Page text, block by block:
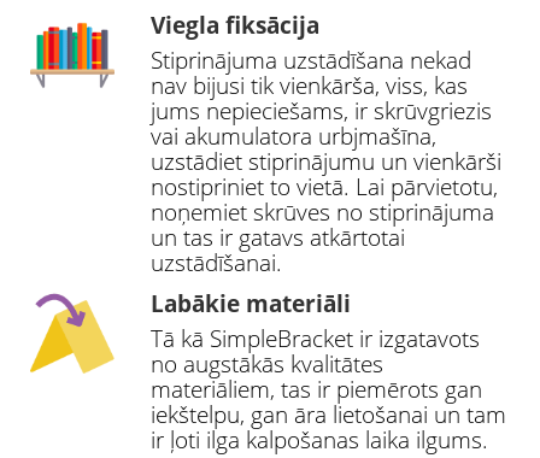
Viegla fiksācija
Stiprinājuma uzstādīšana nekad
nav bijusi tik vienkārša, viss, kas
jums nepieciešams, ir skrūvgriezis
vai akumulatora urbjmašīna,
uzstādiet stiprinājumu un vienkārši
nostipriniet to vietā. Lai pārvietotu,
noņemiet skrūves no stiprinājuma
un tas ir gatavs atkārtotai
uzstādīšanai.
Labākie materiāli
Tā kā SimpleBracket ir izgatavots
no augstākās kvalitātes
materiāliem, tas ir piemērots gan
iekštelpu, gan āra lietošanai un tam
ir ļoti ilga kalpošanas laika ilgums.